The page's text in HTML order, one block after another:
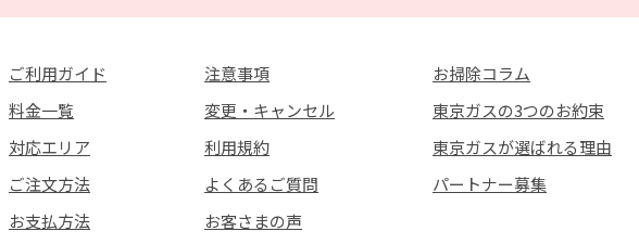
ご利用ガイド
料金一覧
対応エリア
ご注文方法
お支払方法
注意事項
変更・キャンセル
利用規約
よくあるご質問
お客さまの声
お掃除コラム
東京ガスの3つのお約束
東京ガスが選ばれる理由
パートナー募集